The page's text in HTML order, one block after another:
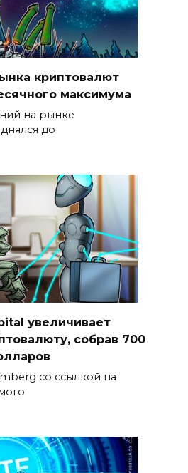
криптовалют
максимума
на рынке
до
увеличивает
собрав 700
со ссылкой на